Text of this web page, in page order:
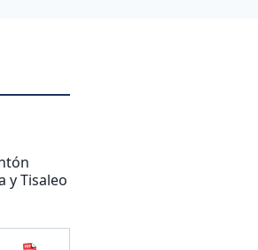
y Tisaleo